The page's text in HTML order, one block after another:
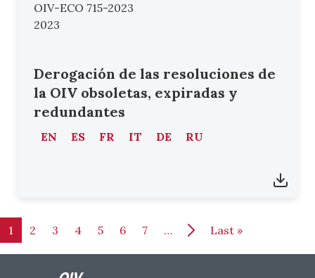
OIV-ECO 715-2023
2023
Derogación de las resoluciones de
la OIV obsoletas, expiradas y
redundantes
EN ES FR IT DE RU
Paginación
1 2 3 4 5 6 7 … Last »Última